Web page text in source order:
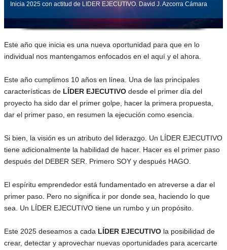
Inicia 2025 con actitud de LIDER EJECUTIVO. David J. Azcorra Cámara
Este año que inicia es una nueva oportunidad para que en lo
individual nos mantengamos enfocados en el aquí y el ahora.
Este año cumplimos 10 años en línea. Una de las principales
características de LÍDER EJECUTIVO desde el primer día del
proyecto ha sido dar el primer golpe, hacer la primera propuesta,
dar el primer paso, en resumen la ejecución como esencia.
Si bien, la visión es un atributo del liderazgo. Un LÍDER EJECUTIVO
tiene adicionalmente la habilidad de hacer. Hacer es el primer paso
después del DEBER SER. Primero SOY y después HAGO.
El espíritu emprendedor está fundamentado en atreverse a dar el
primer paso. Pero no significa ir por donde sea, haciendo lo que
sea. Un LÍDER EJECUTIVO tiene un rumbo y un propósito.
Este 2025 deseamos a cada LÍDER EJECUTIVO la posibilidad de
crear, detectar y aprovechar nuevas oportunidades para acercarte